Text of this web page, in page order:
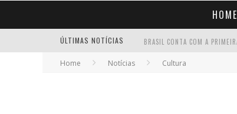
HOME
ÚLTIMAS NOTÍCIAS
Home Notícias Cultura